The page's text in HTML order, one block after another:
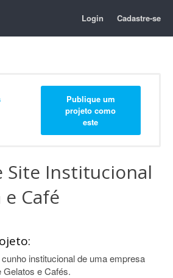
Login Cadastre-se
Publique um
projeto como
este
Site Institucional
Café
institucional de uma empresa
e Cafés.